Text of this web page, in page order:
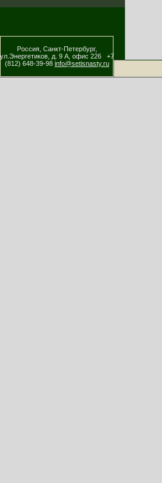
Россия, Санкт-Петербург,
ул.Энергетиков, д. 9 А, офис 226 +7
(812) 648-39-98 info@setisnasty.ru